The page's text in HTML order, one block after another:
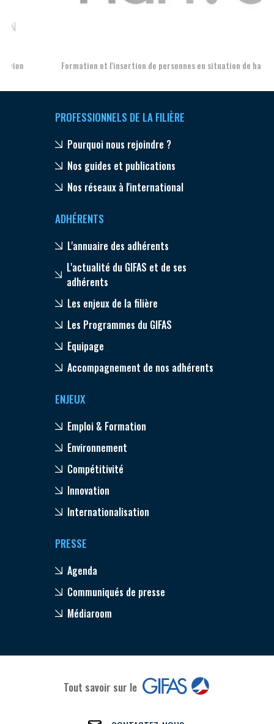
Formation et l'insertion de personnes en situation de handicap
PROFESSIONNELS DE LA FILIÈRE
Pourquoi nous rejoindre ?
Nos guides et publications
Nos réseaux à l'international
ADHÉRENTS
L'annuaire des adhérents
L'actualité du GIFAS et de ses
adhérents
Les enjeux de la filière
Les Programmes du GIFAS
Equipage
Accompagnement de nos adhérents
ENJEUX
Emploi & Formation
Environnement
Compétitivité
Innovation
Internationalisation
PRESSE
Agenda
Communiqués de presse
Médiaroom
Tout savoir sur le